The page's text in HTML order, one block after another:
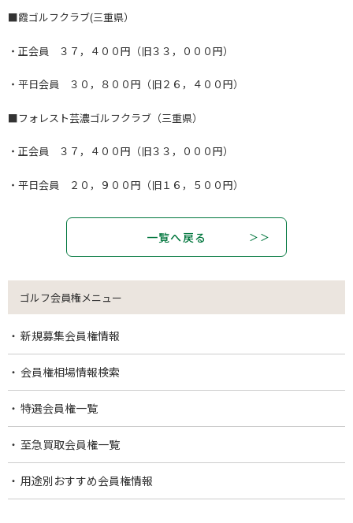
■霞ゴルフクラブ(三重県）
・正会員 ３７，４００円（旧３３，０００円）
・平日会員 ３０，８００円（旧２６，４００円）
■フォレスト芸濃ゴルフクラブ（三重県）
・正会員 ３７，４００円（旧３３，０００円）
・平日会員 ２０，９００円（旧１６，５００円）
一覧へ戻る
ゴルフ会員権メニュー
新規募集会員権情報
会員権相場情報検索
特選会員権一覧
至急買取会員権一覧
用途別おすすめ会員権情報